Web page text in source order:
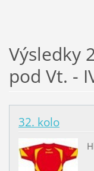
Výsledky
pod Vt. -
32. kolo